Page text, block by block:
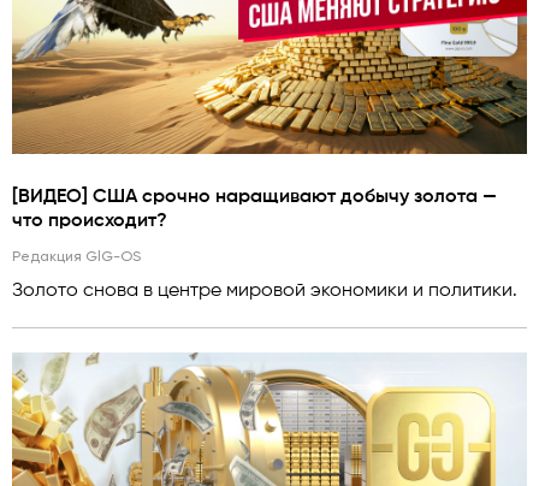
[ВИДЕО] США срочно наращивают добычу золота —
что происходит?
Редакция GlG-OS
Золото снова в центре мировой экономики и политики.